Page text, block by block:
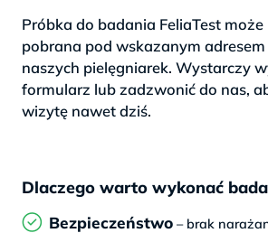
Próbka do badania FeliaTest
pobrana pod wskazanym
naszych pielęgniarek. Wystarczy
formularz lub zadzwonić do nas,
wizytę nawet dziś.
Dlaczego warto wykonać
Bezpieczeństwo – brak